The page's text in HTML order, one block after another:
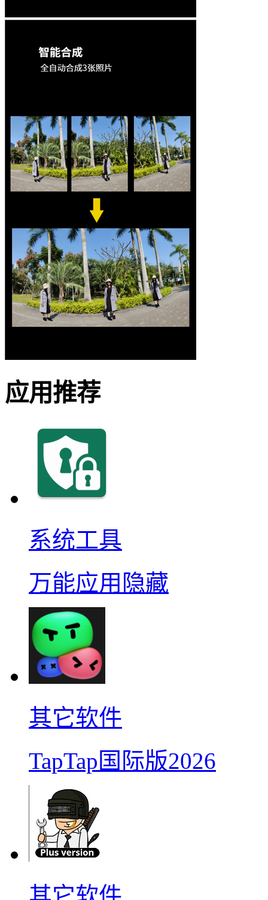
应用推荐
系统工具
万能应用隐藏
其它软件
TapTap国际版2026